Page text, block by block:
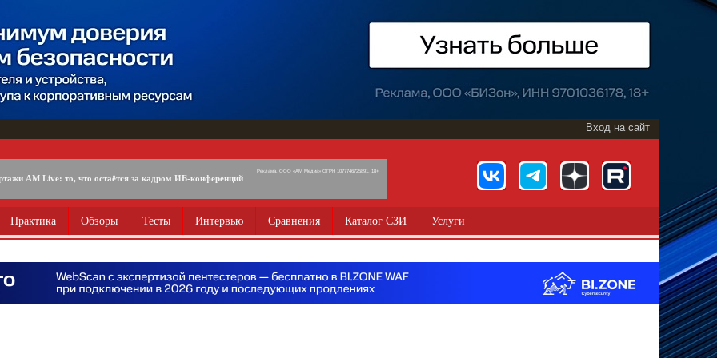
Вход на сайт
AM Live: то, что остаётся за кадром ИБ-конференций
Реклама. ООО «АМ Медиа» ОГРН 1077746725891, 18+
Практика Обзоры Тесты Интервью Сравнения Каталог СЗИ Услуги